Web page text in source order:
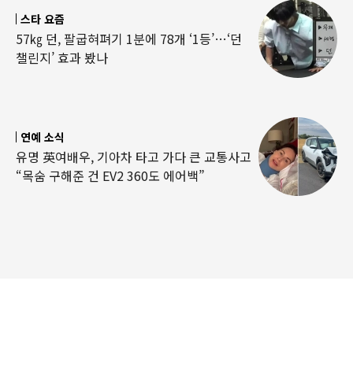
스타 요즘
57㎏ 던, 팔굽혀펴기 1분에 78개 ‘1등’…‘던
챌린지’ 효과 봤나
연예 소식
유명 英여배우, 기아차 타고 가다 큰 교통사고
“목숨 구해준 건 EV2 360도 에어백”